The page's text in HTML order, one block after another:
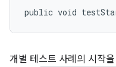
public void
개별 테스트 사례의 시작